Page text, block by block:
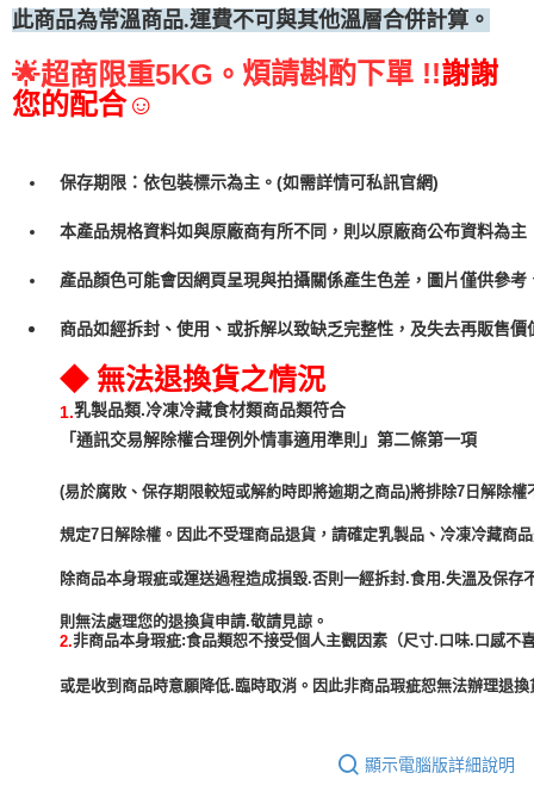
此商品為常溫商品.運費不可與其他溫層合併計算。
🌟超商限重5KG。 煩請斟酌下單 !!謝謝
您的配合☺
保存期限：依包裝標示為主。(如需詳情可私訊官網)
本產品規格資料如與原廠商有所不同，則以原廠商公布資料為主
產品顏色可能會因網頁呈現與拍攝關係產生色差，圖片僅供參
商品如經拆封、使用、或拆解以致缺乏完整性，及失去再販售
◆ 無法退換貨之情況
1.乳製品類.冷凍冷藏食材類商品類符合
「通訊交易解除權合理例外情事適用準則」第二條第一項
(易於腐敗、保存期限較短或解約時即將逾期之商品)將排除7日解除權
規定7日解除權。因此不受理商品退貨，請確定乳製品、冷凍冷藏商
除商品本身瑕疵或運送過程造成損毀.否則一經拆封.食用.失溫及保存
2.非商品本身瑕疵:食品類恕不接受個人主觀因素（尺寸.口味.口感不
或是收到商品時意願降低.臨時取消。因此非商品瑕疵恕無法辦理退
顯示電腦版詳細說明